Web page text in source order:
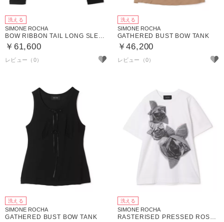
洗える
SIMONE ROCHA
BOW RIBBON TAIL LONG SLEEVE T－SHIRT
￥61,600
洗える
SIMONE ROCHA
GATHERED BUST BOW TANK
￥46,200
洗える
SIMONE ROCHA
GATHERED BUST BOW TANK
洗える
SIMONE ROCHA
RASTERISED PRESSED ROSETTE PRINT T－SHIRT